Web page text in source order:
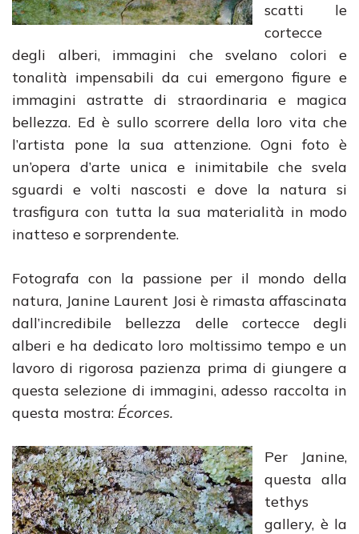
scatti le
cortecce
degli alberi, immagini che svelano colori e
tonalità impensabili da cui emergono figure e
immagini astratte di straordinaria e magica
bellezza. Ed è sullo scorrere della loro vita che
l’artista pone la sua attenzione. Ogni foto è
un’opera d’arte unica e inimitabile che svela
sguardi e volti nascosti e dove la natura si
trasfigura con tutta la sua materialità in modo
inatteso e sorprendente.
Fotografa con la passione per il mondo della
natura, Janine Laurent Josi è rimasta affascinata
dall’incredibile bellezza delle cortecce degli
alberi e ha dedicato loro moltissimo tempo e un
lavoro di rigorosa pazienza prima di giungere a
questa selezione di immagini, adesso raccolta in
questa mostra: Écorces.
Per Janine,
questa alla
tethys
gallery, è la